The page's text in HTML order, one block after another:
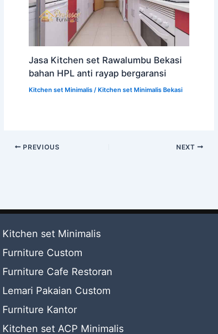
Jasa Kitchen set Rawalumbu Bekasi
bahan HPL anti rayap bergaransi
Kitchen set Minimalis/ Kitchen set Minimalis Bekasi
PREVIOUS NEXT
Kitchen set Minimalis
Furniture Custom
Furniture Cafe Restoran
Lemari Pakaian Custom
Furniture Kantor
Kitchen set ACP Minimalis